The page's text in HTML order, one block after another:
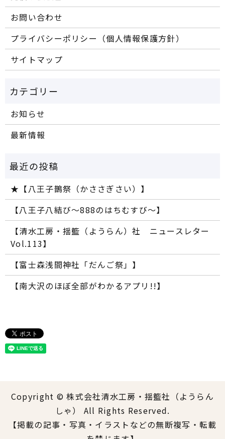
お問い合わせ
プライバシーポリシー（個人情報保護方針）
サイトマップ
お知らせ
最新情報
★【八王子鵲祭（かささぎさい）】
【八王子八結び～888のはちむすび～】
【清水工房・揺籃（ようらん）社 ニュースレター
Vol.113】
【富士森浅間神社「だんご祭」】
【南大沢のほぼ全部がわかるアプリ!!】
Copyright © 株式会社清水工房・揺籃社（ようらん
しゃ） All Rights Reserved.
【掲載の記事・写真・イラストなどの無断複写・転載